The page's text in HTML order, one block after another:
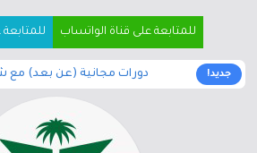
للمتابعة على قناة الواتساب للمتابعة
جديد! دورات مجانية (عن بعد) مع